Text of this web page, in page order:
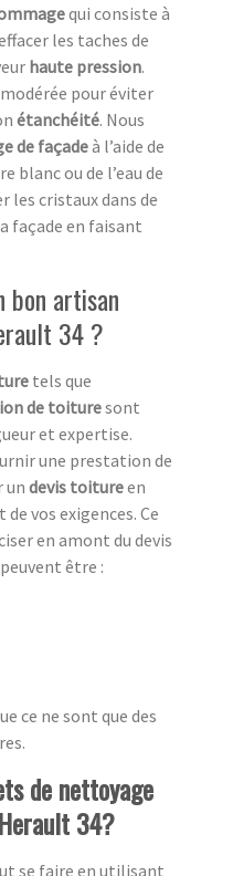
qui consiste à
les taches de
haute pression.
pour éviter
étanchéité. Nous
de façadeà l’aide de
blanc ou de l’eau de
les cristaux dans de
façade en faisant
bon artisan
34 ?
tels que
de toituresont
et expertise.
une prestation de
un devis toitureen
vos exigences. Ce
en amont du devis
être :
ce ne sont que des
de nettoyage
34?
se faire en utilisant